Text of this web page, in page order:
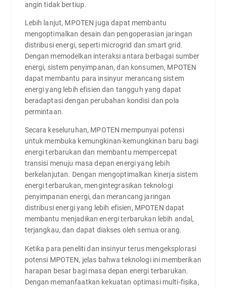
angin tidak bertiup.
Lebih lanjut, MPOTEN juga dapat membantu
mengoptimalkan desain dan pengoperasian jaringan
distribusi energi, seperti microgrid dan smart grid.
Dengan memodelkan interaksi antara berbagai sumber
energi, sistem penyimpanan, dan konsumen, MPOTEN
dapat membantu para insinyur merancang sistem
energi yang lebih efisien dan tangguh yang dapat
beradaptasi dengan perubahan kondisi dan pola
permintaan.
Secara keseluruhan, MPOTEN mempunyai potensi
untuk membuka kemungkinan-kemungkinan baru bagi
energi terbarukan dan membantu mempercepat
transisi menuju masa depan energi yang lebih
berkelanjutan. Dengan mengoptimalkan kinerja sistem
energi terbarukan, mengintegrasikan teknologi
penyimpanan energi, dan merancang jaringan
distribusi energi yang lebih efisien, MPOTEN dapat
membantu menjadikan energi terbarukan lebih andal,
terjangkau, dan dapat diakses oleh semua orang.
Ketika para peneliti dan insinyur terus mengeksplorasi
potensi MPOTEN, jelas bahwa teknologi ini memberikan
harapan besar bagi masa depan energi terbarukan.
Dengan memanfaatkan kekuatan optimasi multi-fisika,